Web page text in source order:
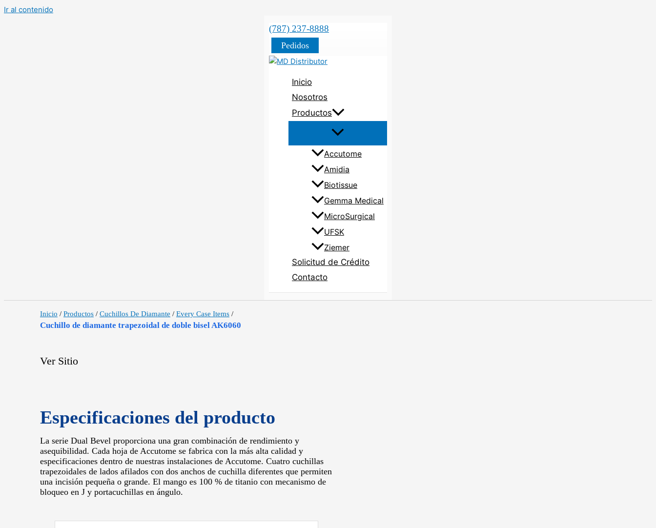
Ir al contenido
(787) 237-8888
Pedidos
Inicio
Nosotros
Productos
Accutome
Amidia
Biotissue
Gemma Medical
MicroSurgical
UFSK
Ziemer
Solicitud de Crédito
Contacto
Inicio / Productos / Cuchillos De Diamante / Every Case Items /
Cuchillo de diamante trapezoidal de doble bisel AK6060
Ver Sitio
Especificaciones del producto
La serie Dual Bevel proporciona una gran combinación de rendimiento y
asequibilidad. Cada hoja de Accutome se fabrica con la más alta calidad y
especificaciones dentro de nuestras instalaciones de Accutome. Cuatro cuchillas
trapezoidales de lados afilados con dos anchos de cuchilla diferentes que permiten
una incisión pequeña o grande. El mango es 100 % de titanio con mecanismo de
bloqueo en J y portacuchillas en ángulo.